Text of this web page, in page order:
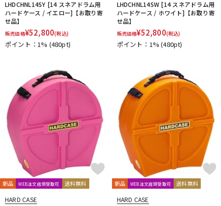
LHDCHNL14SY [14 スネアドラム用
ハードケース / イエロー]【お取り寄
せ品】
販売価格¥52,800(税込)
ポイント：1% (480pt)
LHDCHNL14SW [14 スネアドラム用
ハードケース / ホワイト]【お取り寄
せ品】
販売価格¥52,800(税込)
ポイント：1%(480pt)
新品 WEB注文店頭受取可 送料無料
HARD CASE
新品 WEB注文店頭受取可 送料無料
HARD CASE